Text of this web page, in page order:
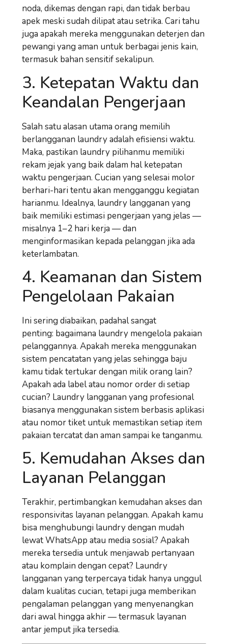
noda, dikemas dengan rapi, dan tidak berbau
apek meski sudah dilipat atau setrika. Cari tahu
juga apakah mereka menggunakan deterjen dan
pewangi yang aman untuk berbagai jenis kain,
termasuk bahan sensitif sekalipun.
3. Ketepatan Waktu dan
Keandalan Pengerjaan
Salah satu alasan utama orang memilih
berlangganan laundry adalah efisiensi waktu.
Maka, pastikan laundry pilihanmu memiliki
rekam jejak yang baik dalam hal ketepatan
waktu pengerjaan. Cucian yang selesai molor
berhari-hari tentu akan mengganggu kegiatan
harianmu. Idealnya, laundry langganan yang
baik memiliki estimasi pengerjaan yang jelas —
misalnya 1–2 hari kerja — dan
menginformasikan kepada pelanggan jika ada
keterlambatan.
4. Keamanan dan Sistem
Pengelolaan Pakaian
Ini sering diabaikan, padahal sangat
penting: bagaimana laundry mengelola pakaian
pelanggannya. Apakah mereka menggunakan
sistem pencatatan yang jelas sehingga baju
kamu tidak tertukar dengan milik orang lain?
Apakah ada label atau nomor order di setiap
cucian? Laundry langganan yang profesional
biasanya menggunakan sistem berbasis aplikasi
atau nomor tiket untuk memastikan setiap item
pakaian tercatat dan aman sampai ke tanganmu.
5. Kemudahan Akses dan
Layanan Pelanggan
Terakhir, pertimbangkan kemudahan akses dan
responsivitas layanan pelanggan. Apakah kamu
bisa menghubungi laundry dengan mudah
lewat WhatsApp atau media sosial? Apakah
mereka tersedia untuk menjawab pertanyaan
atau komplain dengan cepat? Laundry
langganan yang terpercaya tidak hanya unggul
dalam kualitas cucian, tetapi juga memberikan
pengalaman pelanggan yang menyenangkan
dari awal hingga akhir — termasuk layanan
antar jemput jika tersedia.